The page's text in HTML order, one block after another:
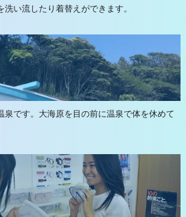
洗い流したり着替えができます。
泉です。大海原を目の前に温泉で体を休めて